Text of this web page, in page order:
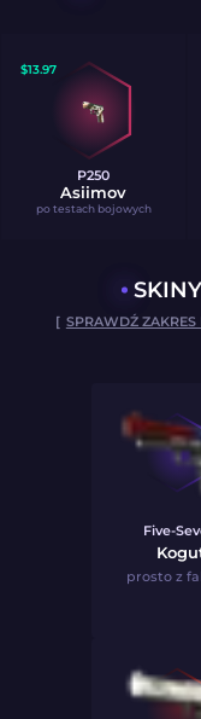
$13.97
P250
Asiimov
po testach bojowych
[ SPRAWDŹ ZAKRES
Five-
prosto z